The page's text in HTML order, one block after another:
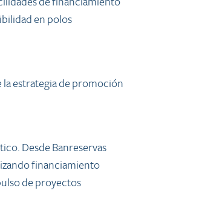
en polos
estrategia de promoción
Desde Banreservas
financiamiento
de proyectos